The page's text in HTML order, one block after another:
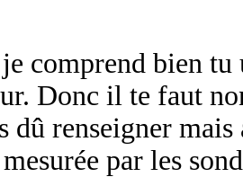
comprend bien
Donc il te faut
dû renseigner
par les